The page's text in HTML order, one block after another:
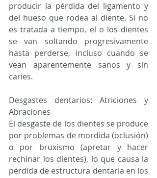
producir la pérdida del ligamento y
del hueso que rodea al diente. Si no
es tratada a tiempo, el o los dientes
se van soltando progresivamente
hasta perderse, incluso cuando se
vean aparentemente sanos y sin
caries.
Desgastes dentarios: Atriciones y
Abraciones
El desgaste de los dientes se produce
por problemas de mordida (oclusión)
o por bruxismo (apretar y hacer
rechinar los dientes), lo que causa la
pérdida de estructura dentaria en los